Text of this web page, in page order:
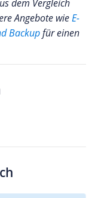
dem Vergleich
Angebote wieE-
Backupfür einen